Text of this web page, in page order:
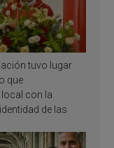
tuvo lugar
que
con la
de las